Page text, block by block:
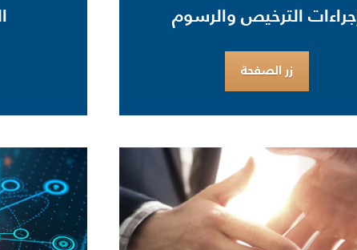
إجراءات الترخيص والرسوم
زر الصفحة